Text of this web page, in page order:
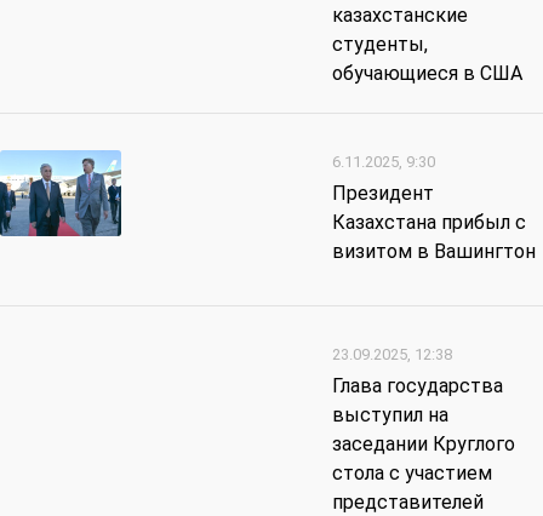
казахстанские
студенты,
обучающиеся в США
6.11.2025, 9:30
Президент
Казахстана прибыл с
визитом в Вашингтон
23.09.2025, 12:38
Глава государства
выступил на
заседании Круглого
стола с участием
представителей